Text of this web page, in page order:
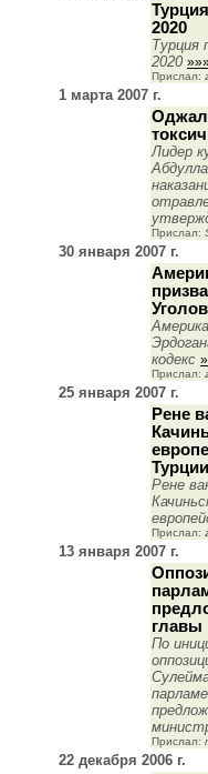
2020
Турция
2020
Прислал:
1 марта 2007 г.
Лидер
Прислал:
30 января 2007 г.
кодекс
Прислал:
25 января 2007 г.
Рене
Турции
Рене
Прислал:
13 января 2007 г.
По
Прислал:
22 декабря 2006 г.